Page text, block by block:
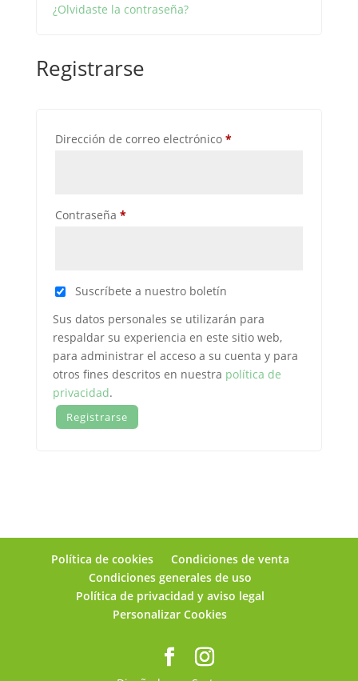
¿Olvidaste la contraseña?
Registrarse
Dirección de correo electrónico *Obligatorio
Contraseña *Obligatorio
Suscríbete a nuestro boletín
Sus datos personales se utilizarán para
respaldar su experiencia en este sitio web,
para administrar el acceso a su cuenta y para
otros fines descritos en nuestra política de
privacidad.
Registrarse
Política de cookies
Condiciones de venta
Condiciones generales de uso
Política de privacidad y aviso legal
Personalizar Cookies